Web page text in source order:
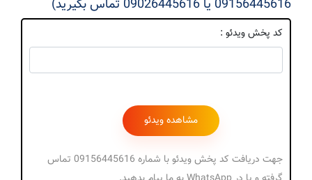
09156445616 یا 09026445616 تماس بگیرید)
کد پخش ویدئو :
جهت دریافت کد پخش ویدئو با شماره 09156445616 تماس